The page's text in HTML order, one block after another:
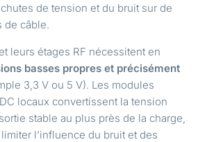
de tension et du bruit sur de
de câble.
leurs étages RF nécessitent en
basses propres et précisément
3,3 V ou 5 V). Les modules
locaux convertissent la tension
stable au plus près de la charge,
l’influence du bruit et des